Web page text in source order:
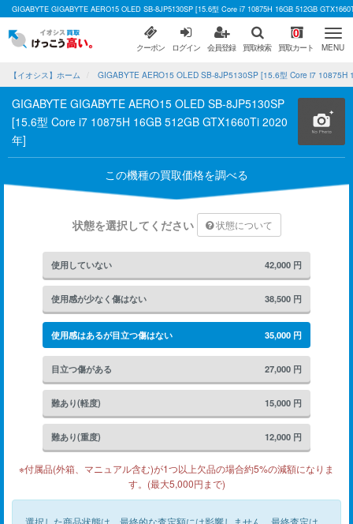
GIGABYTE GIGABYTE AERO15 OLED SB-8JP5130SP [15.6型 Core i7 10875H 16GB 512GB
クーポン ログイン 会員登録 買取検索
0
買取カート MENU
【イオシス】ホーム GIGABYTE AERO15 OLED SB-8JP5130SP [15.6型 Core i7 10875H
GIGABYTE GIGABYTE AERO15 OLED SB-8JP5130SP
[15.6型 Core i7 10875H 16GB 512GB GTX1660Ti 2020
年]
この機種の買取価格を調べる
状態を選択してください 状態について
使用していない 42,000 円
使用感が少なく傷はない 38,500 円
使用感はあるが目立つ傷はない 35,000 円
目立つ傷がある 27,000 円
難あり(軽度) 15,000 円
難あり(重度) 12,000 円
※付属品(外箱、マニュアル含む)が1つ以上欠品の場合約5%の減額になりま
す。(最大5,000円まで)